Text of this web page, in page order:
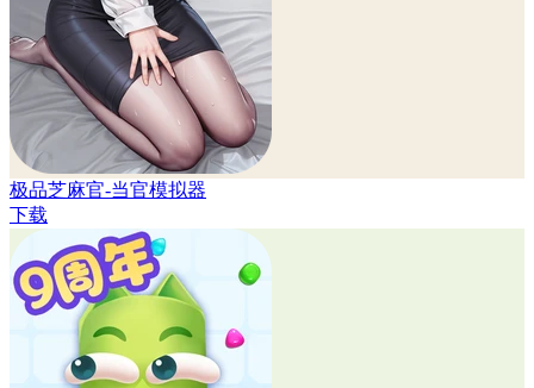
极品芝麻官-当官模拟器
下载